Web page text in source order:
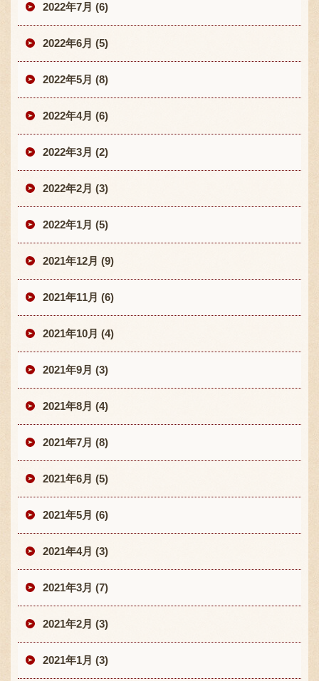
2022年7月 (6)
2022年6月 (5)
2022年5月 (8)
2022年4月 (6)
2022年3月 (2)
2022年2月 (3)
2022年1月 (5)
2021年12月 (9)
2021年11月 (6)
2021年10月 (4)
2021年9月 (3)
2021年8月 (4)
2021年7月 (8)
2021年6月 (5)
2021年5月 (6)
2021年4月 (3)
2021年3月 (7)
2021年2月 (3)
2021年1月 (3)